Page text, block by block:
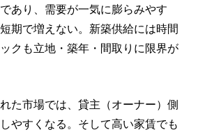
あり、需要が一気に膨らみやす
期で増えない。新築供給には時間
クも立地・築年・間取りに限界が
た市場では、貸主（オーナー）側
やすくなる。そして高い家賃でも